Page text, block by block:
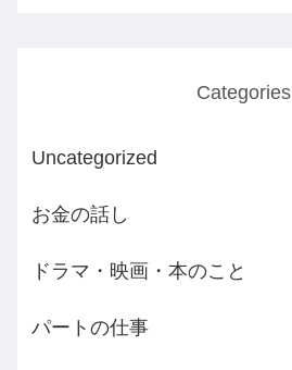
Categories
Uncategorized
お金の話し
ドラマ・映画・本のこと
パートの仕事